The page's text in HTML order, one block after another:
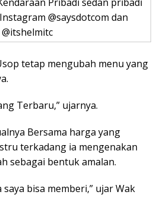
@saysdotcom dan
@itshelmitc
tetap mengubah menu yang
Terbaru,” ujarnya.
Bersama harga yang
terkadang ia mengenakan
sebagai bentuk amalan.
bisa memberi,” ujar Wak